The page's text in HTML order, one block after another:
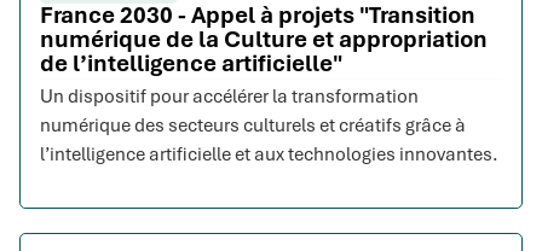
France 2030 - Appel à projets "Transition
numérique de la Culture et appropriation
de l’intelligence artificielle"
Un dispositif pour accélérer la transformation
numérique des secteurs culturels et créatifs grâce à
l’intelligence artificielle et aux technologies innovantes.